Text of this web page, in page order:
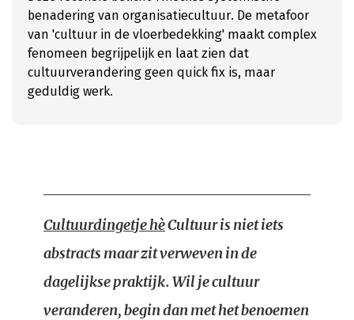
benadering van organisatiecultuur. De metafoor
van 'cultuur in de vloerbedekking' maakt complex
fenomeen begrijpelijk en laat zien dat
cultuurverandering geen quick fix is, maar
geduldig werk.
Cultuurdingetje hèCultuur is niet iets
abstracts maar zit verweven in de
dagelijkse praktijk. Wil je cultuur
veranderen, begin dan met het benoemen